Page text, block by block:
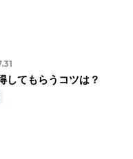
してもらうコツは？